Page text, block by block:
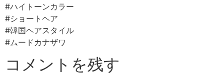
#ハイトーンカラー
#ショートヘア
#韓国ヘアスタイル
#ムードカナザワ
コメントを残す